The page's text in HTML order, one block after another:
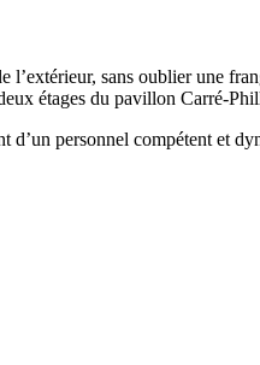
sans oublier une
étages du pavillon Carré-
d’un personnel compétent et